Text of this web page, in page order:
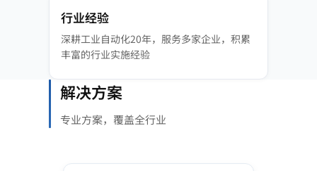
行业经验
深耕工业自动化20年，服务多家企业，积累
丰富的行业实施经验
解决方案
专业方案，覆盖全行业